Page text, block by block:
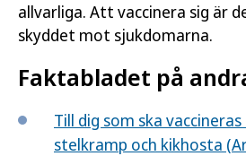
allvarliga. Att vaccinera sig är
skyddet mot sjukdomarna.
Faktabladet på
Till dig som ska
stelkramp och kikhosta